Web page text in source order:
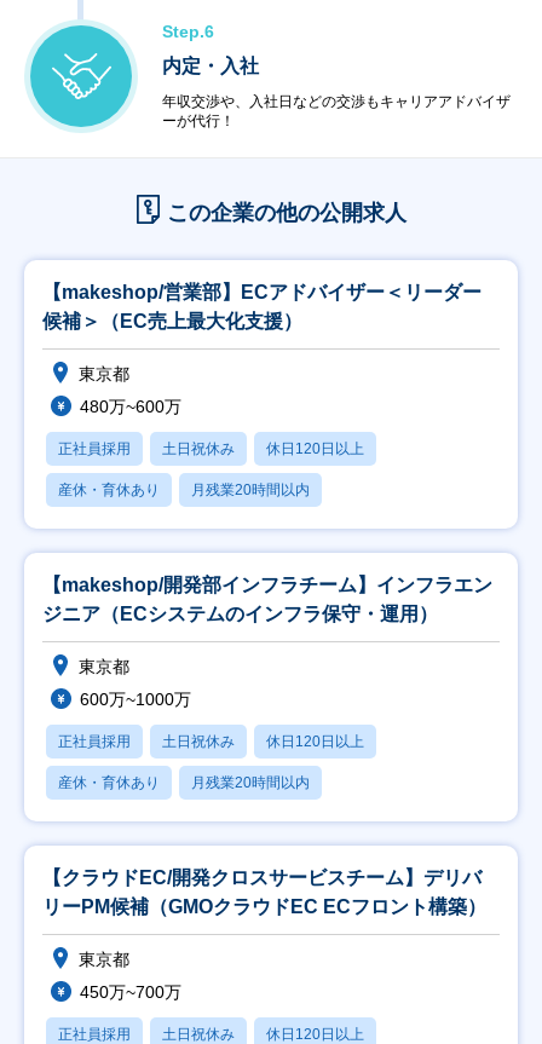
Step.6
内定・入社
年収交渉や、入社日などの交渉もキャリアアドバイザ
ーが代行！
この企業の他の公開求人
【makeshop/営業部】ECアドバイザー＜リーダー
候補＞（EC売上最大化支援）
東京都
480万~600万
正社員採用 土日祝休み 休日120日以上
産休・育休あり 月残業20時間以内
【makeshop/開発部インフラチーム】インフラエン
ジニア（ECシステムのインフラ保守・運用）
東京都
600万~1000万
正社員採用 土日祝休み 休日120日以上
産休・育休あり 月残業20時間以内
【クラウドEC/開発クロスサービスチーム】デリバ
リーPM候補（GMOクラウドEC ECフロント構築）
東京都
450万~700万
正社員採用 土日祝休み 休日120日以上